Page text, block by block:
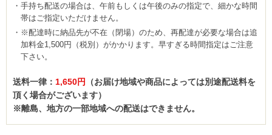
手持ち配送の場合は、午前もしくは午後のみの指定で、細かな時間
帯はご指定いただけません。
※配達時に納品先が不在（閉場）のため、再配達が必要な場合は追
加料金1,500円（税別）がかかります。早すぎる時間指定はご注意
下さい。
送料一律： 1,650円 （お届け地域や商品によっては別途配送料を
頂く場合がございます）
※離島、地方の一部地域への配送はできません。